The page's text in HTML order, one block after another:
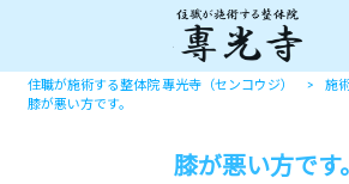
住職が施術する整体院 專光寺（センコウジ） > 施
膝が悪い方です。
膝が悪い方です。